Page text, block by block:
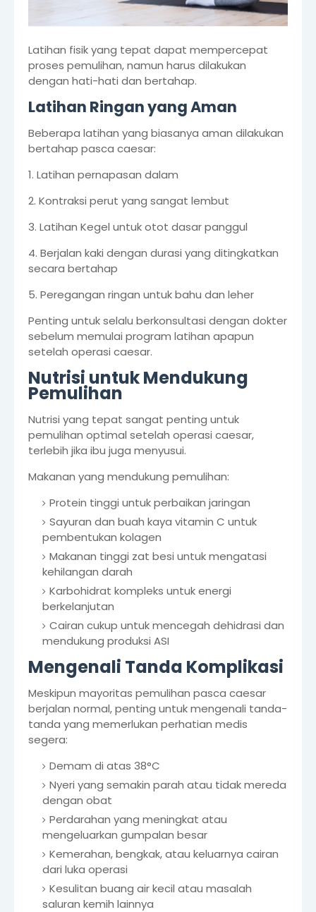
Latihan fisik yang tepat dapat mempercepat
proses pemulihan, namun harus dilakukan
dengan hati-hati dan bertahap.
Latihan Ringan yang Aman
Beberapa latihan yang biasanya aman dilakukan
bertahap pasca caesar:
1. Latihan pernapasan dalam
2. Kontraksi perut yang sangat lembut
3. Latihan Kegel untuk otot dasar panggul
4. Berjalan kaki dengan durasi yang ditingkatkan
secara bertahap
5. Peregangan ringan untuk bahu dan leher
Penting untuk selalu berkonsultasi dengan dokter
sebelum memulai program latihan apapun
setelah operasi caesar.
Nutrisi untuk Mendukung
Pemulihan
Nutrisi yang tepat sangat penting untuk
pemulihan optimal setelah operasi caesar,
terlebih jika ibu juga menyusui.
Makanan yang mendukung pemulihan:
Protein tinggi untuk perbaikan jaringan
Sayuran dan buah kaya vitamin C untuk
pembentukan kolagen
Makanan tinggi zat besi untuk mengatasi
kehilangan darah
Karbohidrat kompleks untuk energi
berkelanjutan
Cairan cukup untuk mencegah dehidrasi dan
mendukung produksi ASI
Mengenali Tanda Komplikasi
Meskipun mayoritas pemulihan pasca caesar
berjalan normal, penting untuk mengenali tanda-
tanda yang memerlukan perhatian medis
segera:
Demam di atas 38°C
Nyeri yang semakin parah atau tidak mereda
dengan obat
Perdarahan yang meningkat atau
mengeluarkan gumpalan besar
Kemerahan, bengkak, atau keluarnya cairan
dari luka operasi
Kesulitan buang air kecil atau masalah
saluran kemih lainnya